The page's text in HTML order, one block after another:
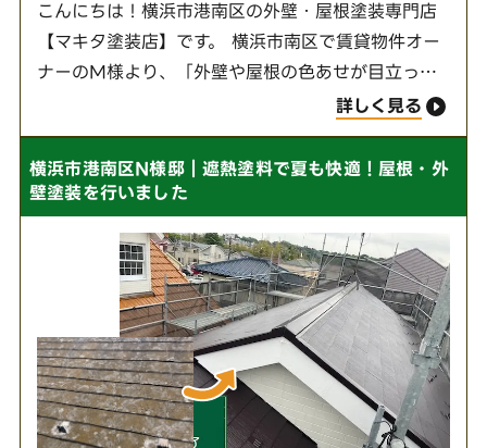
こんにちは！横浜市港南区の外壁・屋根塗装専門店
【マキタ塗装店】です。 横浜市南区で賃貸物件オー
ナーのM様より、「外壁や屋根の色あせが目立って
きたので、建物全体をきれいにしたい」とご相談を
いただきました。色あせや汚れをそのままにして
し…
詳しく見る
横浜市港南区N様邸｜遮熱塗料で夏も快適！屋根・外
壁塗装を行いました